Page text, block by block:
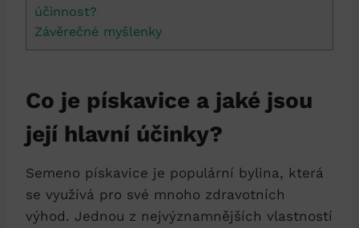
účinnost?
Závěrečné myšlenky
Co je pískavice a jaké jsou
její hlavní účinky?
Semeno pískavice je populární bylina, která
se využívá pro své mnoho zdravotních
výhod. Jednou z nejvýznamnějších vlastností